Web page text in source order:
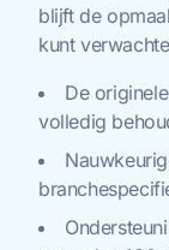
blijft de
kunt
De
volledig